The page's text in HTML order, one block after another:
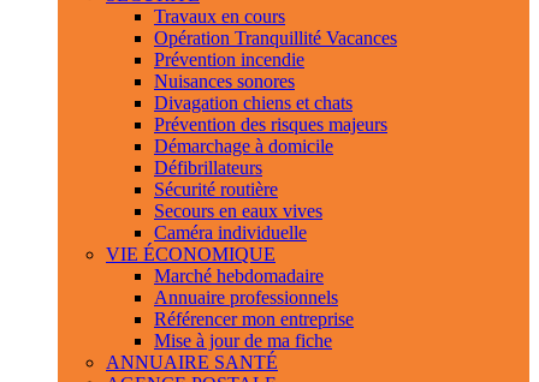
Travaux en cours
Opération Tranquillité Vacances
Prévention incendie
Nuisances sonores
Divagation chiens et chats
Prévention des risques majeurs
Démarchage à domicile
Défibrillateurs
Sécurité routière
Secours en eaux vives
Caméra individuelle
VIE ÉCONOMIQUE
Marché hebdomadaire
Annuaire professionnels
Référencer mon entreprise
Mise à jour de ma fiche
ANNUAIRE SANTÉ